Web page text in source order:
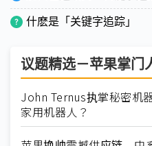
什麽是「关键字追踪」
议题精选－苹果掌门
John Ternus执掌秘密机
家用机器人？